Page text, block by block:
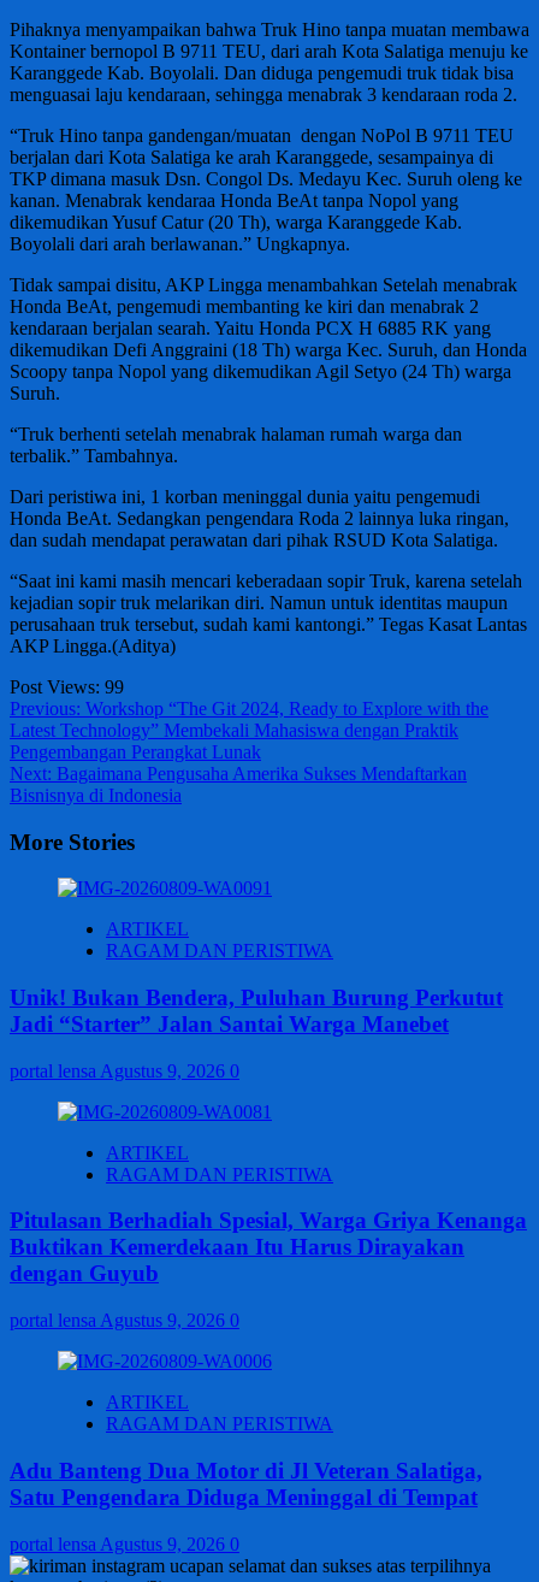
Pihaknya menyampaikan bahwa Truk Hino tanpa muatan membawa
Kontainer bernopol B 9711 TEU, dari arah Kota Salatiga menuju ke
Karanggede Kab. Boyolali. Dan diduga pengemudi truk tidak bisa
menguasai laju kendaraan, sehingga menabrak 3 kendaraan roda 2.
“Truk Hino tanpa gandengan/muatan dengan NoPol B 9711 TEU
berjalan dari Kota Salatiga ke arah Karanggede, sesampainya di
TKP dimana masuk Dsn. Congol Ds. Medayu Kec. Suruh oleng ke
kanan. Menabrak kendaraa Honda BeAt tanpa Nopol yang
dikemudikan Yusuf Catur (20 Th), warga Karanggede Kab.
Boyolali dari arah berlawanan.” Ungkapnya.
Tidak sampai disitu, AKP Lingga menambahkan Setelah menabrak
Honda BeAt, pengemudi membanting ke kiri dan menabrak 2
kendaraan berjalan searah. Yaitu Honda PCX H 6885 RK yang
dikemudikan Defi Anggraini (18 Th) warga Kec. Suruh, dan Honda
Scoopy tanpa Nopol yang dikemudikan Agil Setyo (24 Th) warga
Suruh.
“Truk berhenti setelah menabrak halaman rumah warga dan
terbalik.” Tambahnya.
Dari peristiwa ini, 1 korban meninggal dunia yaitu pengemudi
Honda BeAt. Sedangkan pengendara Roda 2 lainnya luka ringan,
dan sudah mendapat perawatan dari pihak RSUD Kota Salatiga.
“Saat ini kami masih mencari keberadaan sopir Truk, karena setelah
kejadian sopir truk melarikan diri. Namun untuk identitas maupun
perusahaan truk tersebut, sudah kami kantongi.” Tegas Kasat Lantas
AKP Lingga.(Aditya)
Post Views: 99
Post
navigation
Previous: Workshop “The Git 2024, Ready to Explore with the
Latest Technology” Membekali Mahasiswa dengan Praktik
Pengembangan Perangkat Lunak
Next: Bagaimana Pengusaha Amerika Sukses Mendaftarkan
Bisnisnya di Indonesia
More Stories
ARTIKEL
RAGAM DAN PERISTIWA
Unik! Bukan Bendera, Puluhan Burung Perkutut
Jadi “Starter” Jalan Santai Warga Manebet
portal lensa Agustus 9, 2026 0
ARTIKEL
RAGAM DAN PERISTIWA
Pitulasan Berhadiah Spesial, Warga Griya Kenanga
Buktikan Kemerdekaan Itu Harus Dirayakan
dengan Guyub
portal lensa Agustus 9, 2026 0
ARTIKEL
RAGAM DAN PERISTIWA
Adu Banteng Dua Motor di Jl Veteran Salatiga,
Satu Pengendara Diduga Meninggal di Tempat
portal lensa Agustus 9, 2026 0